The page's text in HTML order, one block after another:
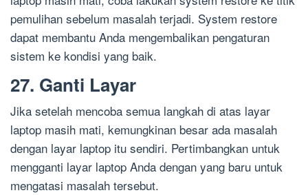
pemulihan sebelum masalah terjadi. System restore
dapat membantu Anda mengembalikan pengaturan
sistem ke kondisi yang baik.
27. Ganti Layar
Jika setelah mencoba semua langkah di atas layar
laptop masih mati, kemungkinan besar ada masalah
dengan layar laptop itu sendiri. Pertimbangkan untuk
mengganti layar laptop Anda dengan yang baru untuk
mengatasi masalah tersebut.